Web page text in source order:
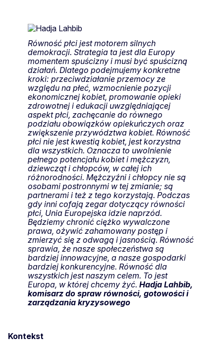
Równość płci jest motorem silnych
demokracji. Strategia ta jest dla Europy
momentem spuścizny i musi być spuścizną
działań. Dlatego podejmujemy konkretne
kroki: przeciwdziałanie przemocy ze
względu na płeć, wzmocnienie pozycji
ekonomicznej kobiet, promowanie opieki
zdrowotnej i edukacji uwzględniającej
aspekt płci, zachęcanie do równego
podziału obowiązków opiekuńczych oraz
zwiększenie przywództwa kobiet. Równość
płci nie jest kwestią kobiet, jest korzystna
dla wszystkich. Oznacza to uwolnienie
pełnego potencjału kobiet i mężczyzn,
dziewcząt i chłopców, w całej ich
różnorodności. Mężczyźni i chłopcy nie są
osobami postronnymi w tej zmianie; są
partnerami i też z tego korzystają. Podczas
gdy inni cofają zegar dotyczący równości
płci, Unia Europejska idzie naprzód.
Będziemy chronić ciężko wywalczone
prawa, ożywić zahamowany postęp i
zmierzyć się z odwagą i jasnością. Równość
sprawia, że nasze społeczeństwa są
bardziej innowacyjne, a nasze gospodarki
bardziej konkurencyjne. Równość dla
wszystkich jest naszym celem. To jest
Europa, w której chcemy żyć. Hadja Lahbib,
komisarz do spraw równości, gotowości i
zarządzania kryzysowego
Kontekst